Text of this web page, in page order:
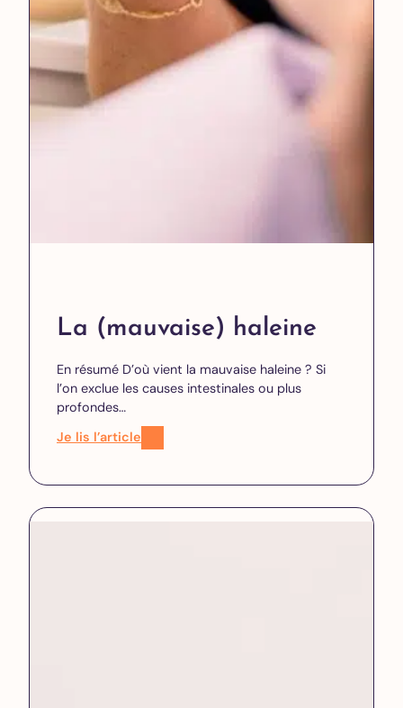
La (mauvaise) haleine
En résumé D’où vient la mauvaise haleine ? Si
l’on exclue les causes intestinales ou plus
profondes…
Je lis l’article